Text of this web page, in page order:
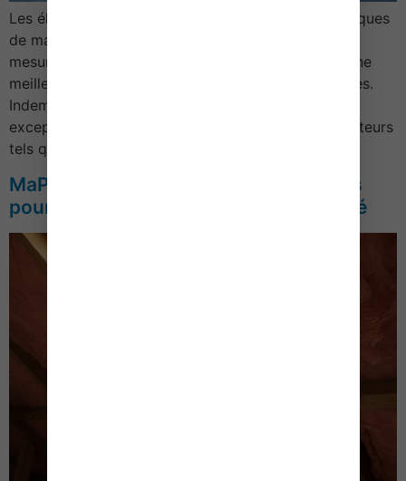
Les éleveurs sont particulièrement exposés aux risques
de maladies et de prédation. C’est pourquoi des
mesures sont prises dans ce cadre afin d’assurer une
meilleure prévention et indemnisation de ces risques.
Indemnisation des attaques de loups : une nouvelle
exception aux mesures préventives Certains prédateurs
tels que les loups, les ours ou les lynx font […]
MaPrimeRénov’ : une condition de plus
pour accéder au parcours accompagné